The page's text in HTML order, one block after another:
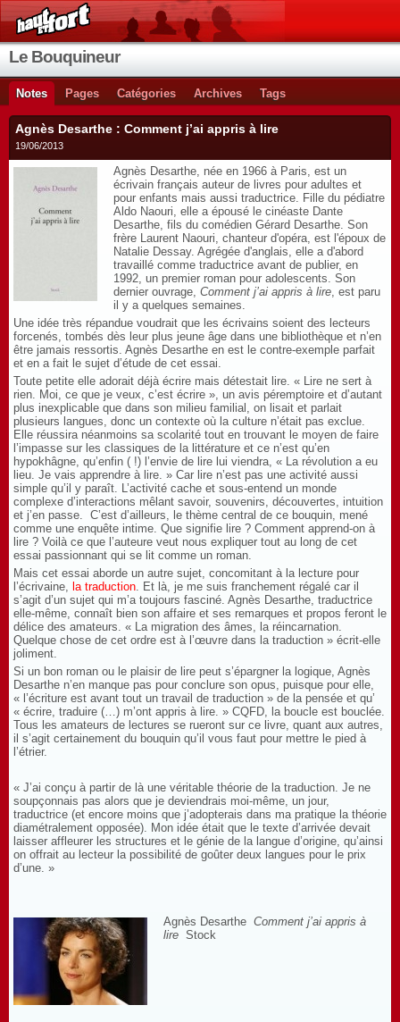
Le Bouquineur
Notes Pages Catégories Archives Tags
Agnès Desarthe : Comment j’ai appris à lire
19/06/2013
Agnès Desarthe, née en 1966 à Paris, est un
écrivain français auteur de livres pour adultes et
pour enfants mais aussi traductrice. Fille du pédiatre
Aldo Naouri, elle a épousé le cinéaste Dante
Desarthe, fils du comédien Gérard Desarthe. Son
frère Laurent Naouri, chanteur d'opéra, est l'époux de
Natalie Dessay. Agrégée d'anglais, elle a d'abord
travaillé comme traductrice avant de publier, en
1992, un premier roman pour adolescents. Son
dernier ouvrage,Comment j’ai appris à lire, est paru
il y a quelques semaines.
Une idée très répandue voudrait que les écrivains soient des lecteurs
forcenés, tombés dès leur plus jeune âge dans une bibliothèque et n’en
être jamais ressortis. Agnès Desarthe en est le contre-exemple parfait
et en a fait le sujet d’étude de cet essai.
Toute petite elle adorait déjà écrire mais détestait lire. « Lire ne sert à
rien. Moi, ce que je veux, c’est écrire », un avis péremptoire et d’autant
plus inexplicable que dans son milieu familial, on lisait et parlait
plusieurs langues, donc un contexte où la culture n’était pas exclue.
Elle réussira néanmoins sa scolarité tout en trouvant le moyen de faire
l’impasse sur les classiques de la littérature et ce n’est qu’en
hypokhâgne, qu’enfin ( !) l’envie de lire lui viendra, « La révolution a eu
lieu. Je vais apprendre à lire. » Car lire n’est pas une activité aussi
simple qu’il y paraît. L’activité cache et sous-entend un monde
complexe d’interactions mêlant savoir, souvenirs, découvertes, intuition
et j’en passe. C’est d’ailleurs, le thème central de ce bouquin, mené
comme une enquête intime. Que signifie lire ? Comment apprend-on à
lire ? Voilà ce que l’auteure veut nous expliquer tout au long de cet
essai passionnant qui se lit comme un roman.
Mais cet essai aborde un autre sujet, concomitant à la lecture pour
l’écrivaine, la traduction. Et là, je me suis franchement régalé car il
s’agit d’un sujet qui m’a toujours fasciné. Agnès Desarthe, traductrice
elle-même, connaît bien son affaire et ses remarques et propos feront le
délice des amateurs. « La migration des âmes, la réincarnation.
Quelque chose de cet ordre est à l’œuvre dans la traduction » écrit-elle
joliment.
Si un bon roman ou le plaisir de lire peut s’épargner la logique, Agnès
Desarthe n’en manque pas pour conclure son opus, puisque pour elle,
« l’écriture est avant tout un travail de traduction » de la pensée et qu’
« écrire, traduire (…) m’ont appris à lire. » CQFD, la boucle est bouclée.
Tous les amateurs de lectures se rueront sur ce livre, quant aux autres,
il s’agit certainement du bouquin qu’il vous faut pour mettre le pied à
l’étrier.
« J’ai conçu à partir de là une véritable théorie de la traduction. Je ne
soupçonnais pas alors que je deviendrais moi-même, un jour,
traductrice (et encore moins que j’adopterais dans ma pratique la théorie
diamétralement opposée). Mon idée était que le texte d’arrivée devait
laisser affleurer les structures et le génie de la langue d’origine, qu’ainsi
on offrait au lecteur la possibilité de goûter deux langues pour le prix
d’une. »
Agnès DesartheComment j’ai appris à
lire Stock